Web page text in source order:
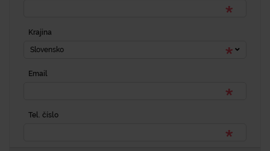
Krajina
Slovensko
Email
Tel. číslo